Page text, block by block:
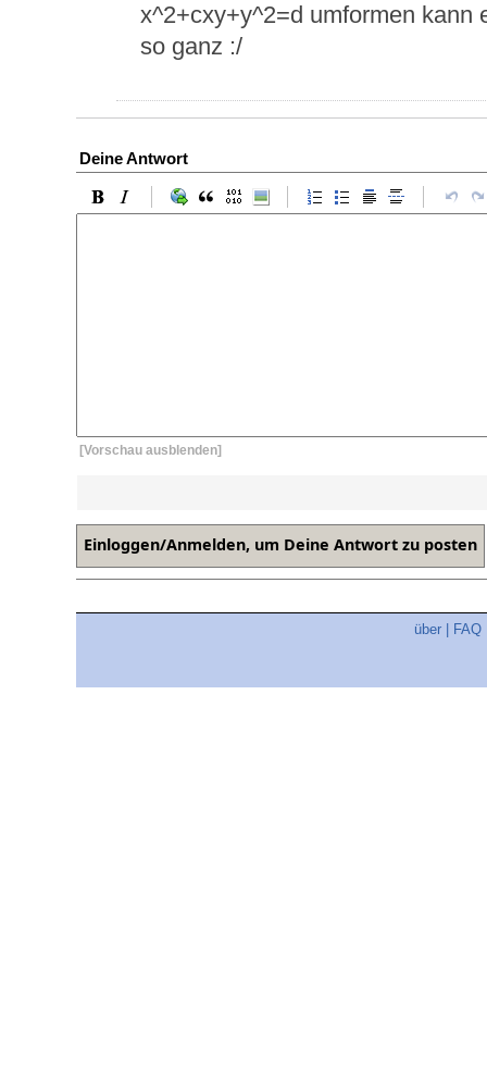
x^2+cxy+y^2=d umformen kann
so ganz :/
Deine Antwort
[Vorschau ausblenden]
über FAQ